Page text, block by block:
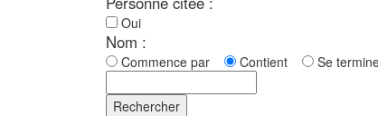
Oui
Nom :
Commence par Contient Se
Rechercher